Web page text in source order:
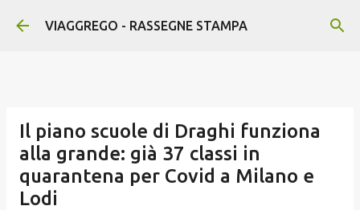
Passa ai contenuti principali
VIAGGREGO - RASSEGNE STAMPA
Il piano scuole di Draghi funziona
alla grande: già 37 classi in
quarantena per Covid a Milano e
Lodi